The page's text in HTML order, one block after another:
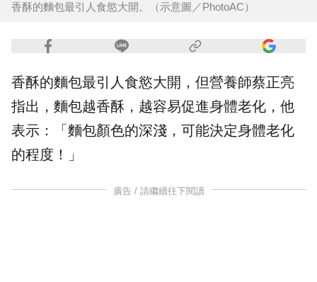
香酥的麵包最引人食慾大開。（示意圖／PhotoAC）
香酥的麵包最引人食慾大開，但營養師蔡正亮
指出，麵包越香酥，越容易促進身體老化，他
表示：「麵包顏色的深淺，可能決定身體老化
的程度！」
廣告 / 請繼續往下閱讀